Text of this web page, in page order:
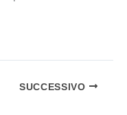
SUCCESSIVO